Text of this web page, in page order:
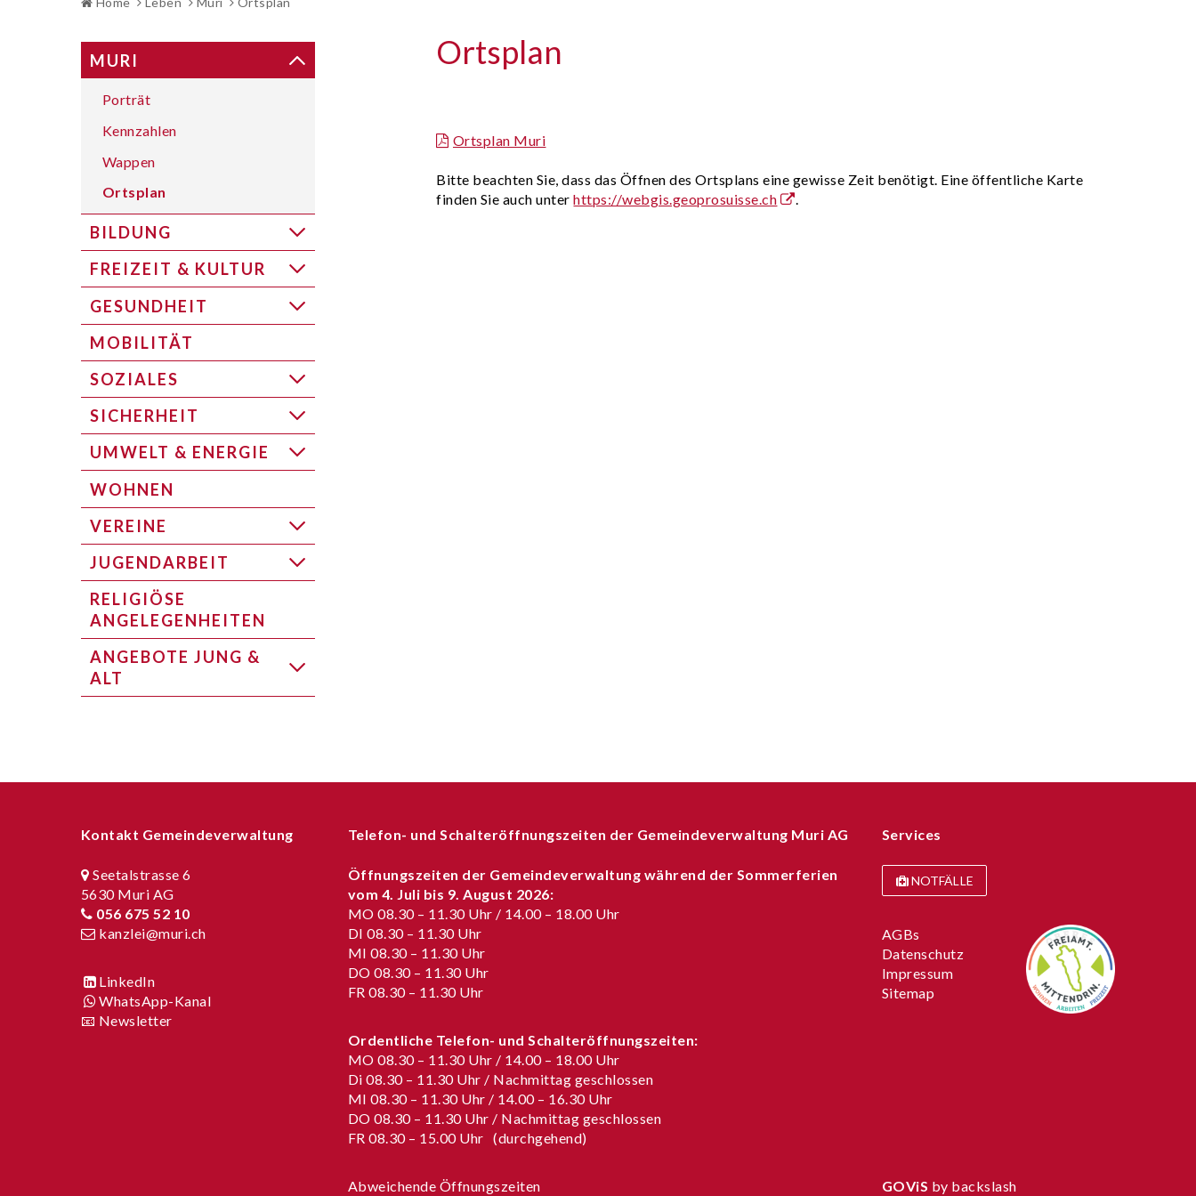
SUBNAVIGATION
MURI
Porträt
Kennzahlen
Wappen
Ortsplan
BILDUNG
FREIZEIT & KULTUR
GESUNDHEIT
MOBILITÄT
SOZIALES
SICHERHEIT
UMWELT & ENERGIE
WOHNEN
VEREINE
JUGENDARBEIT
RELIGIÖSE
ANGELEGENHEITEN
ANGEBOTE JUNG &
ALT
Ortsplan
Ortsplan Muri
Bitte beachten Sie, dass das Öffnen des Ortsplans eine gewisse Zeit benötigt. Eine öffentliche Karte
finden Sie auch unterhttps://webgis.geoprosuisse.ch
Kontakt Gemeindeverwaltung
Seetalstrasse 6
5630 Muri AG
056 675 52 10
kanzlei@muri.ch
LinkedIn
WhatsApp-Kanal
📧 Newsletter
Telefon- und Schalteröffnungszeiten der Gemeindeverwaltung Muri AG
Öffnungszeiten der Gemeindeverwaltung während der Sommerferien
vom 4. Juli bis 9. August 2026:
MO 08.30 – 11.30 Uhr / 14.00 – 18.00 Uhr
DI 08.30 – 11.30 Uhr
MI 08.30 – 11.30 Uhr
DO 08.30 – 11.30 Uhr
FR 08.30 – 11.30 Uhr
Ordentliche Telefon- und Schalteröffnungszeiten:
MO 08.30 – 11.30 Uhr / 14.00 – 18.00 Uhr
Di 08.30 – 11.30 Uhr / Nachmittag geschlossen
MI 08.30 – 11.30 Uhr / 14.00 – 16.30 Uhr
DO 08.30 – 11.30 Uhr / Nachmittag geschlossen
FR 08.30 – 15.00 Uhr (durchgehend)
Abweichende Öffnungszeiten
Services
NOTFÄLLE
AGBs
Datenschutz
Impressum
Sitemap
GOViS by backslash